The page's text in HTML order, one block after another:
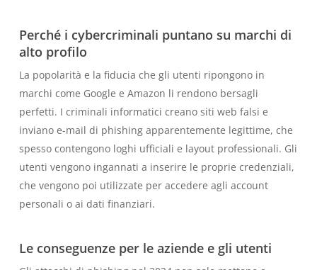
Perché i cybercriminali puntano su marchi di
alto profilo
La popolarità e la fiducia che gli utenti ripongono in
marchi come Google e Amazon li rendono bersagli
perfetti. I criminali informatici creano siti web falsi e
inviano e-mail di phishing apparentemente legittime, che
spesso contengono loghi ufficiali e layout professionali. Gli
utenti vengono ingannati a inserire le proprie credenziali,
che vengono poi utilizzate per accedere agli account
personali o ai dati finanziari.
Le conseguenze per le aziende e gli utenti